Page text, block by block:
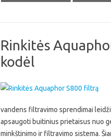
Rinkitės
kodėl
vandens filtravimo sprendimai
apsaugoti buitinius prietaisus nuo
minkštinimo ir filtravimo sistema.